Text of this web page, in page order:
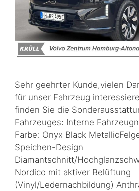
Sehr geehrter Kunde,vielen
für unser Fahrzeug
finden Sie die
Fahrzeuges: Interne
Farbe: Onyx Black
Speichen-Design
Diamantschnitt/
Nordico mit aktiver Belüftung
(Vinyl/Ledernachbildung)